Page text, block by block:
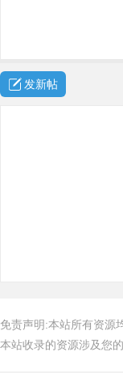
发新帖
免责声明:本站所有资源
本站收录的资源涉及您